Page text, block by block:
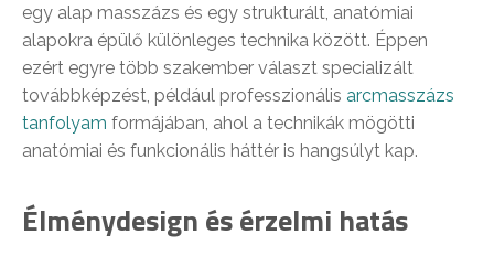
egy alap masszázs és egy strukturált, anatómiai
alapokra épülő különleges technika között. Éppen
ezért egyre több szakember választ specializált
továbbképzést, például professzionális arcmasszázs
tanfolyam formájában, ahol a technikák mögötti
anatómiai és funkcionális háttér is hangsúlyt kap.
Élménydesign és érzelmi hatás